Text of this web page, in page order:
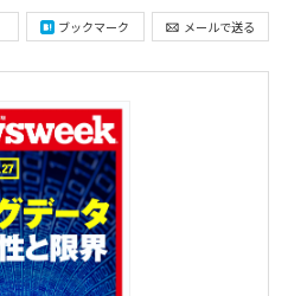
ブックマーク メールで送る